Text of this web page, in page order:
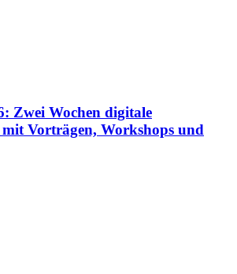
Zwei Wochen digitale
Vorträgen, Workshops und